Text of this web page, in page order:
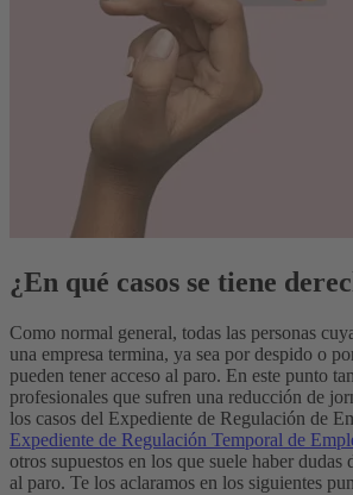
¿En qué casos se tiene
Como normal general, todas las personas
una empresa termina, ya sea por despido o
pueden tener acceso al paro. En este punto
profesionales que sufren una reducción de
los casos del Expediente de Regulación de
Expediente de Regulación Temporal de
otros supuestos en los que suele haber dudas
al paro. Te los aclaramos en los siguientes